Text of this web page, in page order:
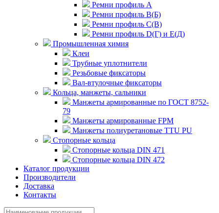
Ремни профиль А
Ремни профиль В(Б)
Ремни профиль С(В)
Ремни профиль D(Г) и E(Д)
Промышленная химия
Клеи
Трубные уплотнители
Резьбовые фиксаторы
Вал-втулочные фиксаторы
Кольца, манжеты, сальники
Манжеты армированные по ГОСТ 8752-
79
Манжеты армированные FPM
Манжеты полиуретановые TTU PU
Стопорные кольца
Стопорные кольца DIN 471
Стопорные кольца DIN 472
Каталог продукции
Производители
Доставка
Контакты